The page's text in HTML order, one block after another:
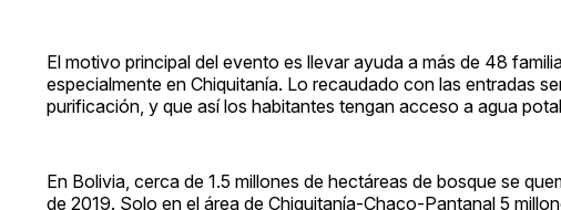
El motivo principal del evento es llevar ayuda a más de 48
especialmente en Chiquitanía. Lo recaudado con las entradas
purificación, y que así los habitantes tengan acceso a agua
En Bolivia, cerca de 1.5 millones de hectáreas de bosque se
de 2019. Solo en el área de Chiquitanía-Chaco-Pantanal 5